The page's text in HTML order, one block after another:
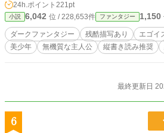
い。 しかし、彼の前に「自分
ときから、物語の歯車は狂い
激昂、そしてすべてを自分の
極の自己中心性（エゴイズム
世界で、すべての命を喰らい
座」だった――。 8月
24h.ポイント 221pt
小説 6,042 位 / 228,653件 ファンタジー 1,150
ダークファンタジー 残酷描写あり エゴイ
美少年
無機質な主人公 縦書き読み推奨
最終更新日
6